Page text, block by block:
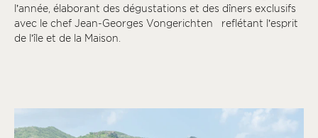
l’année, élaborant des dégustations et des dîners exclusifs
avec le chef Jean-Georges Vongerichten reflétant l’esprit
de l’île et de la Maison.